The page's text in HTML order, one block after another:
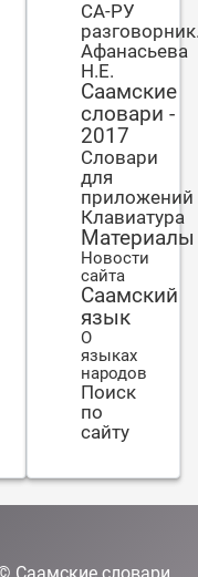
СА-РУ
Афанасьева
Н.Е.
Саамские
словари -
2017
Словари
для
приложений
Клавиатура
Материалы
Новости
сайта
Саамский
язык
О
языках
народов
Поиск
по
сайту